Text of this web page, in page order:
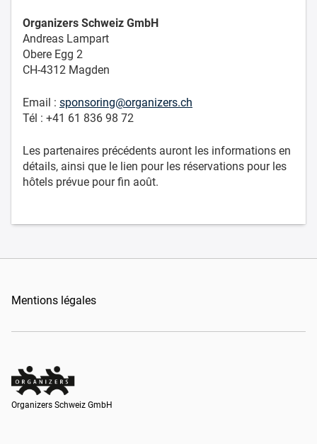
Organizers Schweiz GmbH
Andreas Lampart
Obere Egg 2
CH-4312 Magden
Email : sponsoring@organizers.ch
Tél : +41 61 836 98 72
Les partenaires précédents auront les informations en
détails, ainsi que le lien pour les réservations pour les
hôtels prévue pour fin août.
Mentions légales
Organizers Schweiz GmbH
Organizers Schweiz GmbH